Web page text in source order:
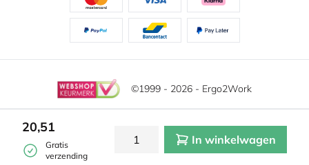
20,51
Gratis
verzending
In winkelwagen
©1999 - 2026 - Ergo2Work
Disclaimer
Cookie instellingen